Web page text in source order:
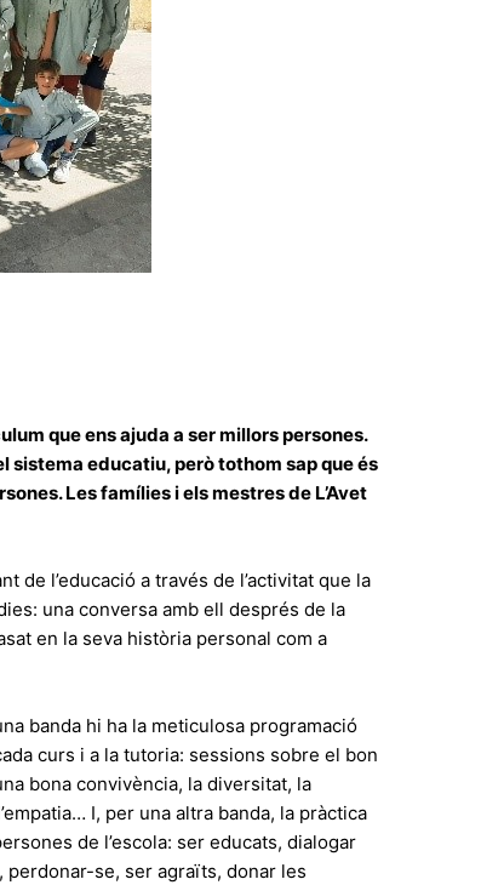
que ens ajuda a ser millors persones.
sistema educatiu, però tothom sap que és
Les famílies i els mestres de L’Avet
de l’educació a través de l’activitat que la
una conversa amb ell després de la
en la seva història personal com a
banda hi ha la meticulosa programació
curs i a la tutoria: sessions sobre el bon
bona convivència, la diversitat, la
I, per una altra banda, la pràctica
de l’escola: ser educats, dialogar
se, ser agraïts, donar les